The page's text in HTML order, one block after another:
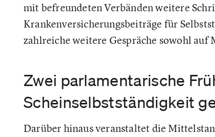
mit befreundeten Verbänden weitere
Krankenversicherungsbeiträge für
zahlreiche weitere Gespräche sowohl
Zwei parlamentarische
Scheinselbstständigkeit
Darüber hinaus veranstaltet die